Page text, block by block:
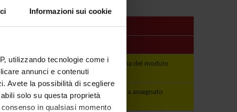
Informazioni sui cookie
utilizzando tecnologie come i
annunci e contenuti
Avete la possibilità di scegliere
solo su questa proprietà
in qualsiasi momento
E
Vedi pagina del
modulo
Vedi pagina del modulo
E
non ancora
assegnato
non ancora assegnato